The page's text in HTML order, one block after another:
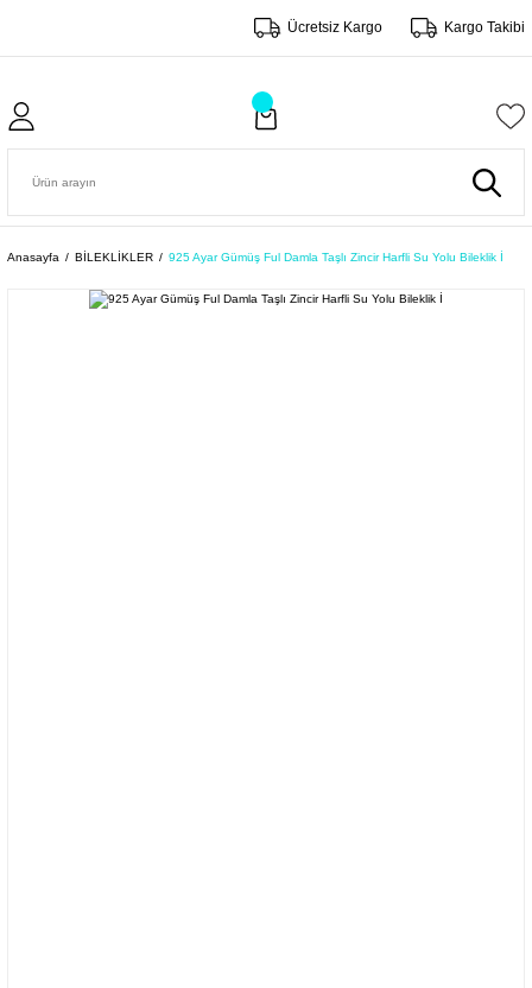
Ücretsiz Kargo Kargo Takibi
Anasayfa BİLEKLİKLER 925 Ayar Gümüş Ful Damla Taşlı Zincir Harfli Su Yolu Bileklik İ